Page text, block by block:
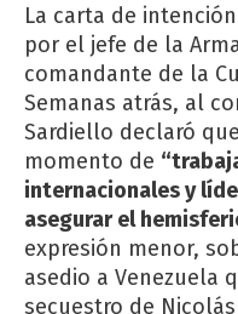
La carta de
por el jefe de la
comandante de la
Semanas atrás, al
Sardiello declaró
momento de
internacionales y
asegurar el
expresión menor,
asedio a Venezuela
secuestro de